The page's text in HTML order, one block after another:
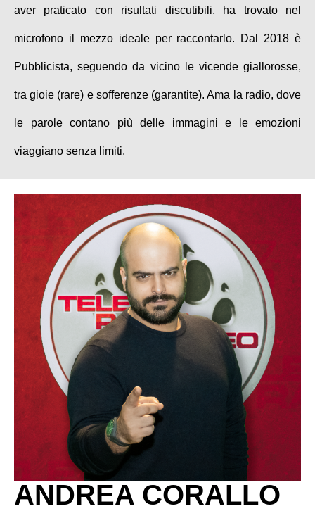
aver praticato con risultati discutibili, ha trovato nel
microfono il mezzo ideale per raccontarlo. Dal 2018 è
Pubblicista, seguendo da vicino le vicende giallorosse,
tra gioie (rare) e sofferenze (garantite). Ama la radio, dove
le parole contano più delle immagini e le emozioni
viaggiano senza limiti.
ANDREA CORALLO